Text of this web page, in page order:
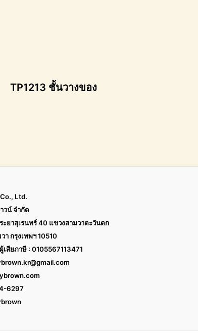
TP1213 ชั้นวางของ
Ltd.
วน์ จำกัด
ยาสุเรนทร์ 40 แขวงสามวาตะวันตก
า กรุงเทพฯ 10510
เสียภาษี : 0105567113471
6297